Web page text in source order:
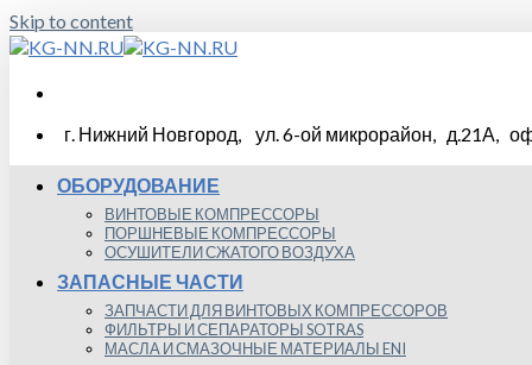
Skip to content
г. Нижний Новгород, ул. 6-ой микрорайон, д.21А,
ОБОРУДОВАНИЕ
ВИНТОВЫЕ КОМПРЕССОРЫ
ПОРШНЕВЫЕ КОМПРЕССОРЫ
ОСУШИТЕЛИ СЖАТОГО ВОЗДУХА
ЗАПАСНЫЕ ЧАСТИ
ЗАПЧАСТИ ДЛЯ ВИНТОВЫХ КОМПРЕССОРОВ
ФИЛЬТРЫ И СЕПАРАТОРЫ SOTRAS
МАСЛА И СМАЗОЧНЫЕ МАТЕРИАЛЫ ENI